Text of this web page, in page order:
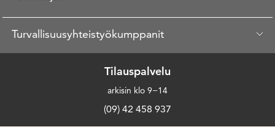
Turvallisuusyhteistyökumppanit
Tilauspalvelu
arkisin klo 9−14
(09) 42 458 937